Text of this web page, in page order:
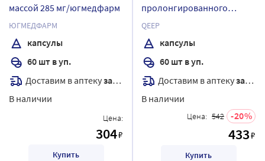
массой 285 мг/югмедфарм
ЮГМЕДФАРМ
капсулы
60 шт в уп.
Доставим в аптекузавтра
В наличии
Цена:
304₽
Купить
пролонгированного
действия 60 шт. капсулы
массой 330 мг
QEEP
капсулы
60 шт в уп.
Доставим в аптекузавтра
В наличии
Цена: 542 20
433₽
Купить